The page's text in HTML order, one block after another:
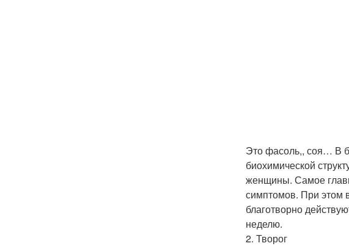
Это фасоль,, соя… В
биохимической
женщины. Самое
симптомов. При этом
благотворно
неделю.
2. Творог